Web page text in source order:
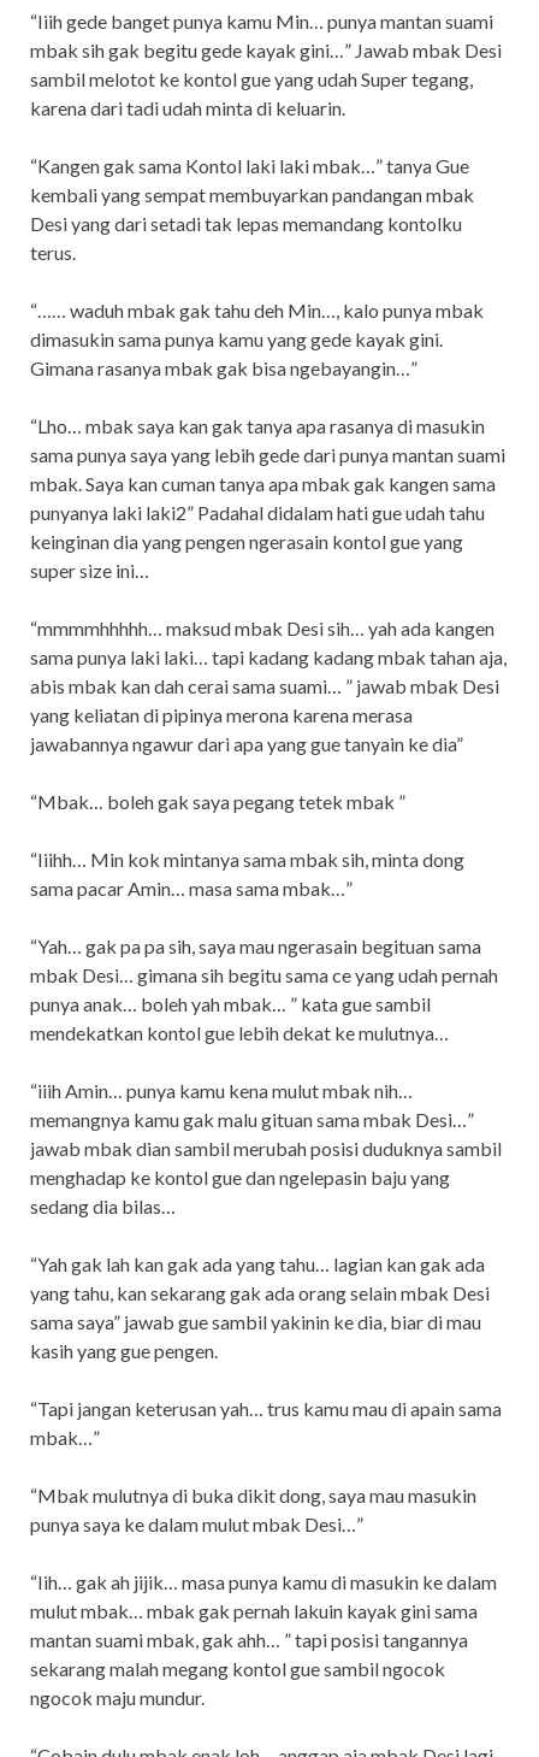
“Iiih gede banget punya kamu Min… punya mantan suami
mbak sih gak begitu gede kayak gini…” Jawab mbak Desi
sambil melotot ke kontol gue yang udah Super tegang,
karena dari tadi udah minta di keluarin.
“Kangen gak sama Kontol laki laki mbak…” tanya Gue
kembali yang sempat membuyarkan pandangan mbak
Desi yang dari setadi tak lepas memandang kontolku
terus.
“…… waduh mbak gak tahu deh Min…, kalo punya mbak
dimasukin sama punya kamu yang gede kayak gini.
Gimana rasanya mbak gak bisa ngebayangin…”
“Lho… mbak saya kan gak tanya apa rasanya di masukin
sama punya saya yang lebih gede dari punya mantan suami
mbak. Saya kan cuman tanya apa mbak gak kangen sama
punyanya laki laki2” Padahal didalam hati gue udah tahu
keinginan dia yang pengen ngerasain kontol gue yang
super size ini…
“mmmmhhhhh… maksud mbak Desi sih… yah ada kangen
sama punya laki laki… tapi kadang kadang mbak tahan aja,
abis mbak kan dah cerai sama suami… ” jawab mbak Desi
yang keliatan di pipinya merona karena merasa
jawabannya ngawur dari apa yang gue tanyain ke dia”
“Mbak… boleh gak saya pegang tetek mbak ”
“Iiihh… Min kok mintanya sama mbak sih, minta dong
sama pacar Amin… masa sama mbak…”
“Yah… gak pa pa sih, saya mau ngerasain begituan sama
mbak Desi… gimana sih begitu sama ce yang udah pernah
punya anak… boleh yah mbak… ” kata gue sambil
mendekatkan kontol gue lebih dekat ke mulutnya…
“iiih Amin… punya kamu kena mulut mbak nih…
memangnya kamu gak malu gituan sama mbak Desi…”
jawab mbak dian sambil merubah posisi duduknya sambil
menghadap ke kontol gue dan ngelepasin baju yang
sedang dia bilas…
“Yah gak lah kan gak ada yang tahu… lagian kan gak ada
yang tahu, kan sekarang gak ada orang selain mbak Desi
sama saya” jawab gue sambil yakinin ke dia, biar di mau
kasih yang gue pengen.
“Tapi jangan keterusan yah… trus kamu mau di apain sama
mbak…”
“Mbak mulutnya di buka dikit dong, saya mau masukin
punya saya ke dalam mulut mbak Desi…”
“Iih… gak ah jijik… masa punya kamu di masukin ke dalam
mulut mbak… mbak gak pernah lakuin kayak gini sama
mantan suami mbak, gak ahh… ” tapi posisi tangannya
sekarang malah megang kontol gue sambil ngocok
ngocok maju mundur.